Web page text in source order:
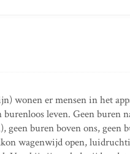
wonen er mensen in het
leven. Geen buren
buren boven ons, geen
wagenwijd open,